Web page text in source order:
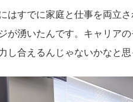
はすでに家庭と仕事を両立
が湧いたんです。キャリア
し合えるんじゃないかなと思